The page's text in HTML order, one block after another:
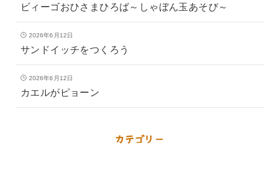
ビィーゴおひさまひろば～しゃぼん玉あそび～
2026年6月12日
サンドイッチをつくろう
2026年6月12日
カエルがピョーン
カテゴリー